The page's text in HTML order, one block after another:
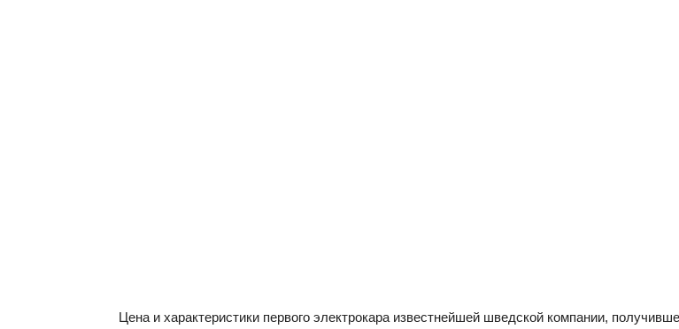
Цена и характеристики первого электрокара известнейшей шведской компании,